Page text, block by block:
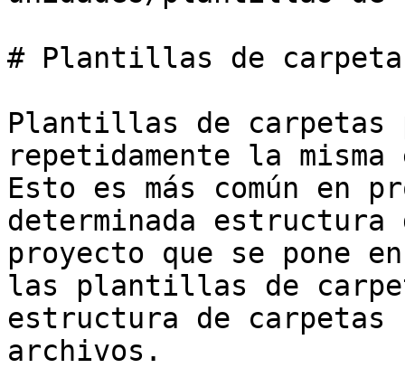
# Plantillas de
Plantillas de carpetas
repetidamente la
Esto es más común en
determinada estructura
proyecto que se pone
las plantillas de
estructura de
archivos.